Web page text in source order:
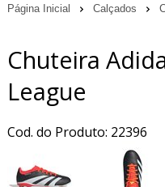
Página Inicial Calçados
Chuteira
League
Cod. do Produto: 22396